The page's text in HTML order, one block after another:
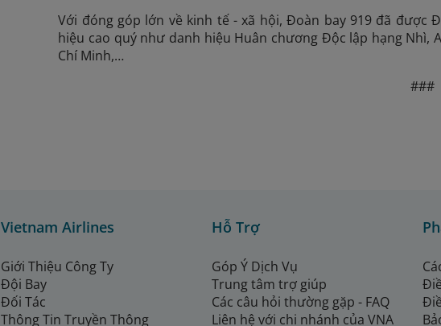
Với đóng góp lớn về kinh tế - xã hội, Đoàn bay 919 đã được
hiệu cao quý như danh hiệu Huân chương Độc lập hạng
Chí Minh,…
###
Vietnam Airlines
Giới Thiệu Công Ty
Đội Bay
Đối Tác
Thông Tin Truyền Thông
Hỗ Trợ
Góp Ý Dịch Vụ
Trung tâm trợ giúp
Các câu hỏi thường gặp - FAQ
Liên hệ với chi nhánh của VNA